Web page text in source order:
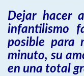
Dejar hacer
infantilismo
posible para
minuto, su
en una total